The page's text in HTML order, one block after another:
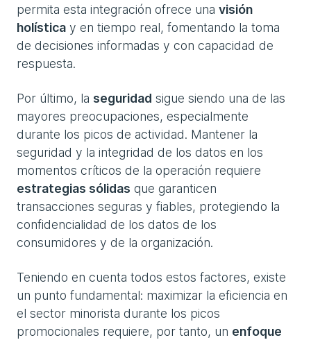
permita esta integración ofrece una visión
holística y en tiempo real, fomentando la toma
de decisiones informadas y con capacidad de
respuesta.
Por último, la seguridad sigue siendo una de las
mayores preocupaciones, especialmente
durante los picos de actividad. Mantener la
seguridad y la integridad de los datos en los
momentos críticos de la operación requiere
estrategias sólidas que garanticen
transacciones seguras y fiables, protegiendo la
confidencialidad de los datos de los
consumidores y de la organización.
Teniendo en cuenta todos estos factores, existe
un punto fundamental: maximizar la eficiencia en
el sector minorista durante los picos
promocionales requiere, por tanto, un enfoque